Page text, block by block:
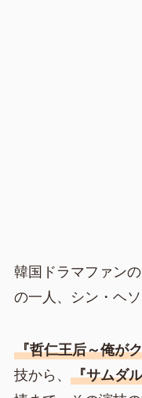
韓国ドラマファン
の一人、シン・ヘソ
『哲仁王后～俺が
技から、 『サムダ